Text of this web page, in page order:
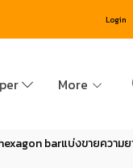
Login
More
barแบ่งขายความย